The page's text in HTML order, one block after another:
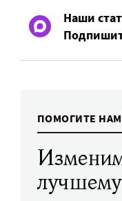
Наши
ПОМОГИТЕ